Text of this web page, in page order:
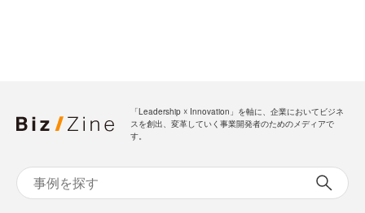
「Leadership ☓ Innovation」を軸に、企業においてビジネ
スを創出、変革していく事業開発者のためのメディアで
す。